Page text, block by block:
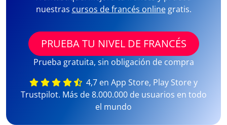
nuestras cursos de francés onlinegratis.
PRUEBA TU NIVEL DE FRANCÉS
Prueba gratuita, sin obligación de compra
4,7 en App Store, Play Store y
Trustpilot. Más de 8.000.000 de usuarios en todo
el mundo